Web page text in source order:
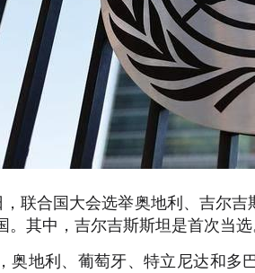
联合国大会选举奥地利、吉尔
。其中，吉尔吉斯斯坦是首次当
奥地利、葡萄牙、特立尼达和多